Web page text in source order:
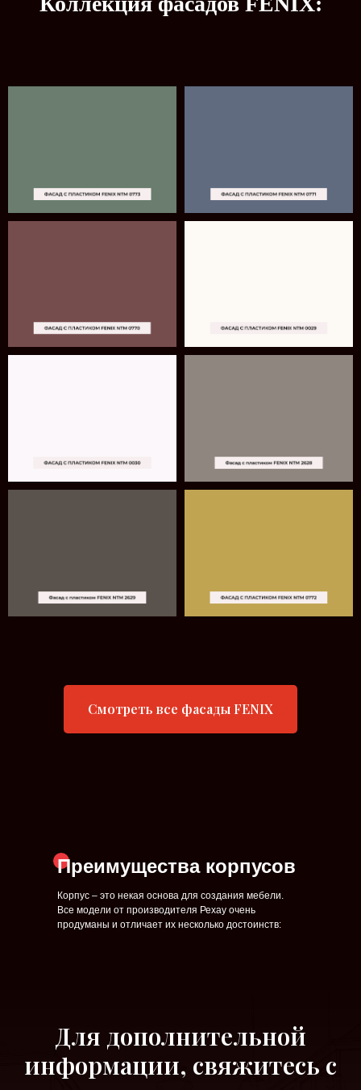
Смотреть все фасады FENIX
Преимущества корпусов
Корпус – это некая основа для создания мебели.
Все модели от производителя Рехау очень
продуманы и отличает их несколько достоинств:
Для дополнительной
информации, свяжитесь с